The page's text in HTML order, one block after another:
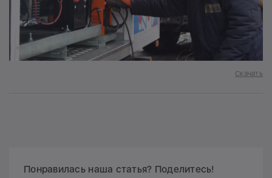
Скачать
Понравилась наша статья? Поделитесь!